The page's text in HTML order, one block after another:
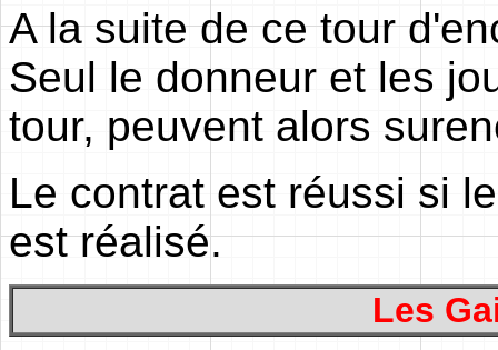
A la suite de ce tour
Seul le donneur et les
tour, peuvent alors
Le contrat est réussi si
est réalisé.
Les